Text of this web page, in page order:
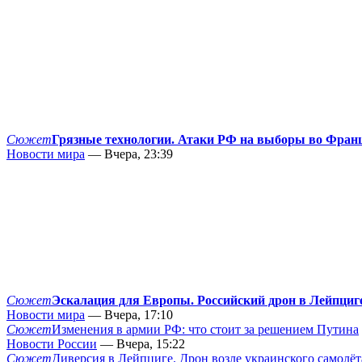
СюжетГрязные технологии. Атаки РФ на выборы во
Новости мира — Вчера, 23:39
СюжетЭскалация для Европы. Российский дрон в
Новости мира — Вчера, 17:10
СюжетИзменения в армии РФ: что стоит за решением Путина
Новости России — Вчера, 15:22
СюжетДиверсия в Лейпциге. Дрон возле украинского